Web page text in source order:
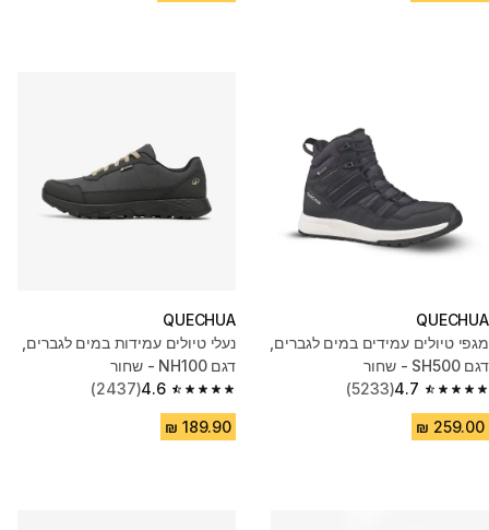
QUECHUA
מגפי טיולים עמידים במים לגברים,
דגם SH500 - שחור
4.7
4.7 out of 5 stars from 5233 reviews
(5233)
QUECHUA
נעלי טיולים עמידות במים לגברים,
דגם NH100 - שחור
4.6
4.6 out of 5 stars from 2437 reviews
(2437)